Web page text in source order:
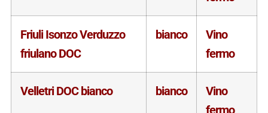
Friuli Isonzo Verduzzo
friulano DOC
bianco
Vino
fermo
Velletri DOC bianco bianco
Vino
fermo